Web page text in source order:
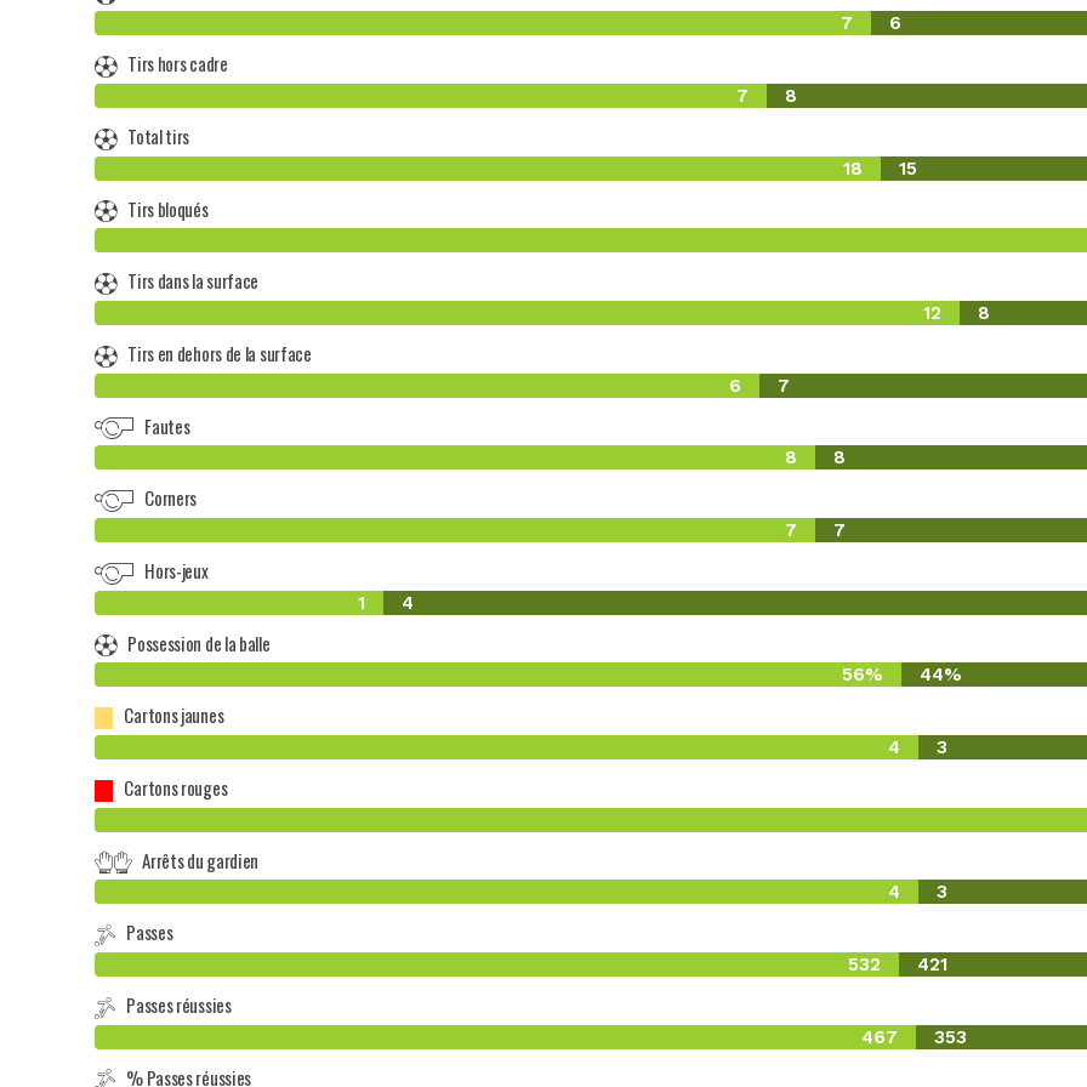
7 6
Tirs hors cadre
7 8
Total tirs
18 15
Tirs bloqués
Tirs dans la surface
12 8
Tirs en dehors de la surface
6 7
Fautes
8 8
Corners
7 7
Hors-jeux
1 4
Possession de la balle
56% 44%
Cartons jaunes
4 3
Cartons rouges
Arrêts du gardien
4 3
Passes
532 421
Passes réussies
467 353
% Passes réussies